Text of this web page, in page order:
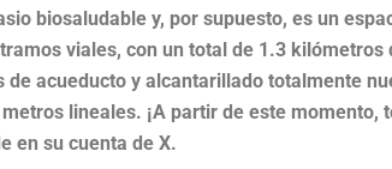
biosaludable y, por supuesto, es un
viales, con un total de 1.3 kilómetros
de acueducto y alcantarillado totalmente
lineales. ¡A partir de este momento,
en su cuenta de X.